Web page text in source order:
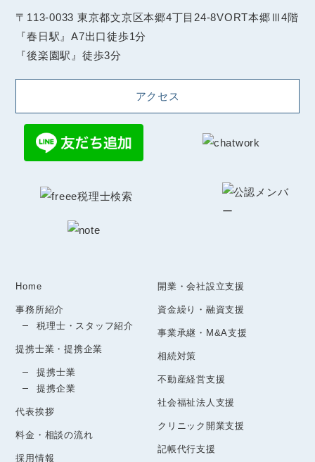
〒113-0033 東京都文京区本郷4丁目24-8VORT本郷Ⅲ4階
『春日駅』A7出口徒歩1分
『後楽園駅』徒歩3分
アクセス
Home
事務所紹介
税理士・スタッフ紹介
提携士業・提携企業
提携士業
提携企業
代表挨拶
料金・相談の流れ
採用情報
開業・会社設立支援
資金繰り・融資支援
事業承継・M&A支援
相続対策
不動産経営支援
社会福祉法人支援
クリニック開業支援
記帳代行支援